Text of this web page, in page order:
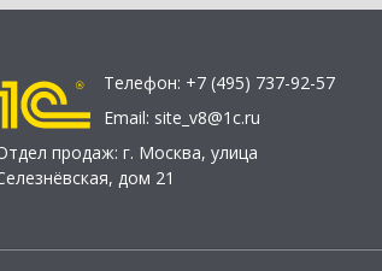
Телефон: +7 (495) 737-92-57
Email: site_v8@1c.ru
продаж: г. Москва, улица
дом 21